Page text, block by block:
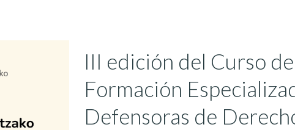
III edición del Curso de
Formación
Defensoras de